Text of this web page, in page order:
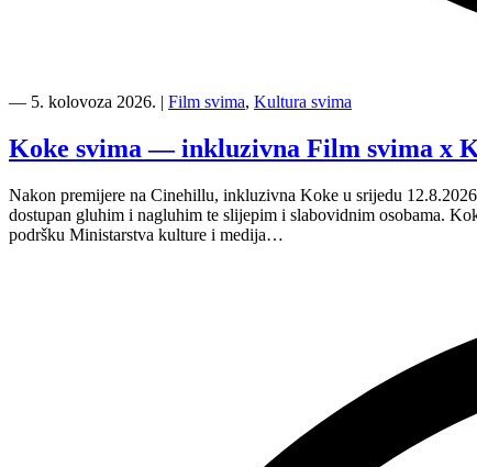
Mediteran
Film
svima
inkluzivnu
turneju
na
― 5. kolovoza 2026. | Film svima, Kultura svima
Koke svima — inkluzivna Film svima x
Nakon premijere na Cinehillu, inkluzivna Koke u srijedu
dostupan gluhim i nagluhim te slijepim i slabovidnim osobama.
podršku Ministarstva kulture i medija…